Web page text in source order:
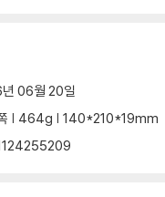
06월 20일
| 464g | 140*210*19mm